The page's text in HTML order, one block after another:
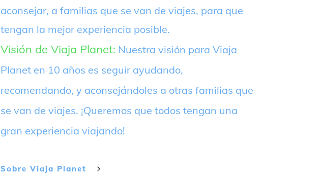
aconsejar, a familias que se van de viajes, para que
tengan la mejor experiencia posible.
Visión de Viaja Planet: Nuestra visión para Viaja
Planet en 10 años es seguir ayudando,
recomendando, y aconsejándoles a otras familias que
se van de viajes. ¡Queremos que todos tengan una
gran experiencia viajando!
Sobre Viaja Planet